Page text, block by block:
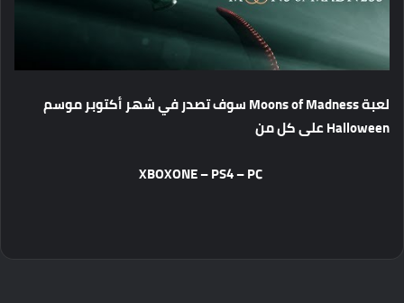
لعبة Moons of Madness سوف تصدر في شهر أكتوبر موسم
Halloween على كل من